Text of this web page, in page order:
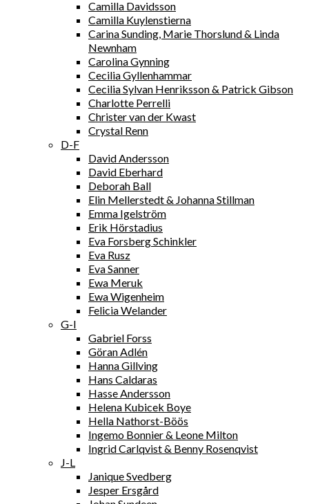
Camilla Davidsson
Camilla Kuylenstierna
Carina Sunding, Marie Thorslund & Linda
Newnham
Carolina Gynning
Cecilia Gyllenhammar
Cecilia Sylvan Henriksson & Patrick Gibson
Charlotte Perrelli
Christer van der Kwast
Crystal Renn
D-F
David Andersson
David Eberhard
Deborah Ball
Elin Mellerstedt & Johanna Stillman
Emma Igelström
Erik Hörstadius
Eva Forsberg Schinkler
Eva Rusz
Eva Sanner
Ewa Meruk
Ewa Wigenheim
Felicia Welander
G-I
Gabriel Forss
Göran Adlén
Hanna Gillving
Hans Caldaras
Hasse Andersson
Helena Kubicek Boye
Hella Nathorst-Böös
Ingemo Bonnier & Leone Milton
Ingrid Carlqvist & Benny Rosenqvist
J-L
Janique Svedberg
Jesper Ersgård